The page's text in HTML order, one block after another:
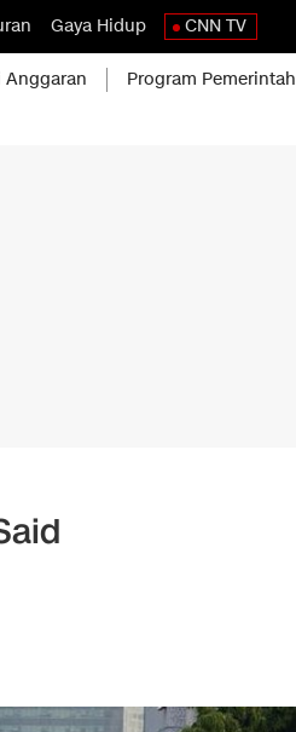
Gaya Hidup CNN TV
Anggaran Program Pemerintah